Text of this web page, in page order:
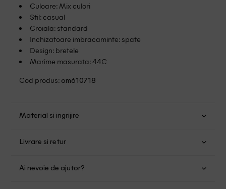
Culoare: Mix culori
Stil: casual
Croiala: standard
Inchizatoare imbracaminte: spate
Design: bretele
Marime masurata: 44C
Cod produs: om610718
Material si ingrijire
Nu folositi inalbitor
Nu uscati in uscator
Livrare si retur
mare de 149.00 lei.
Ai nevoie de ajutor?